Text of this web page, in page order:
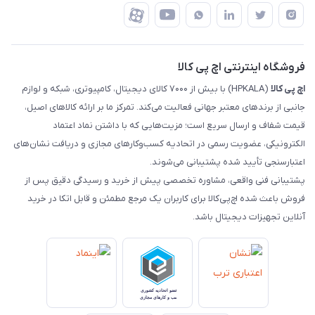
ضمانت اصالت کالا
رهگیری مرسولات چاپار
رهگیری مرسولات ماهکس
درباره ما
تماس با ما
فروشگاه اینترنتی اچ پی کالا
اچ‌ پی‌ کالا
(HPKALA) با بیش از ۷۰۰۰ کالای دیجیتال، کامپیوتری، شبکه و لوازم
جانبی از برندهای معتبر جهانی فعالیت می‌کند. تمرکز ما بر ارائه کالاهای اصیل،
قیمت شفاف و ارسال سریع است؛ مزیت‌هایی که با داشتن نماد اعتماد
الکترونیکی، عضویت رسمی در اتحادیه کسب‌وکارهای مجازی و دریافت نشان‌های
اعتبارسنجی تأیید شده پشتیبانی می‌شوند.
پشتیبانی فنی واقعی، مشاوره تخصصی پیش از خرید و رسیدگی دقیق پس از
فروش باعث شده اچ‌پی‌کالا برای کاربران یک مرجع مطمئن و قابل اتکا در خرید
آنلاین تجهیزات دیجیتال باشد.